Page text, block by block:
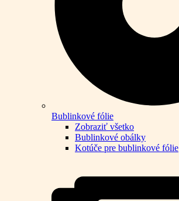
Bublinkové fólie
Zobraziť všetko
Bublinkové obálky
Kotúče pre bublinkové fólie